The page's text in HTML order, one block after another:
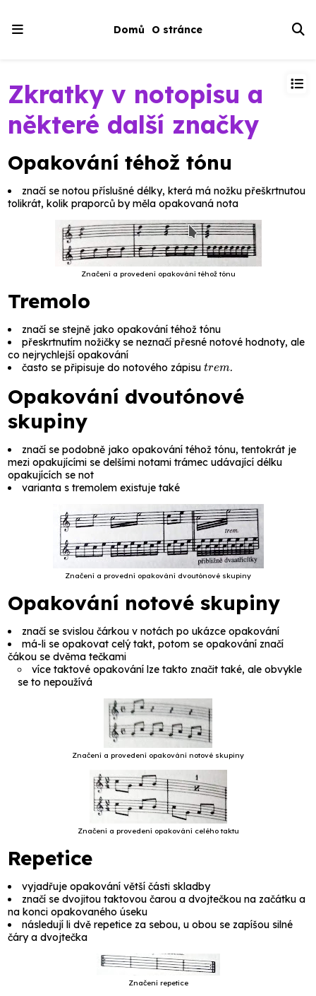
Domů O stránce
Zkratky v notopisu a
některé další značky
Opakování téhož tónu
značí se notou příslušné délky, která má nožku přeškrtnutou
tolikrát, kolik praporců by měla opakovaná nota
Značení a provedení opakování téhož tónu
Tremolo
značí se stejně jako opakování téhož tónu
přeskrtnutím nožičky se neznačí přesné notové hodnoty, ale
co nejrychlejší opakování
často se připisuje do notového zápisu
Opakování dvoutónové
skupiny
značí se podobně jako opakování téhož tónu, tentokrát je
mezi opakujícími se delšími notami trámec udávající délku
opakujících se not
varianta s tremolem existuje také
Značení a provední opakování dvoutónové skupiny
Opakování notové skupiny
značí se svislou čárkou v notách po ukázce opakování
má-li se opakovat celý takt, potom se opakování značí
čákou se dvěma tečkami
více taktové opakování lze takto značit také, ale obvykle
se to nepoužívá
Značení a provedení opakování notové skupiny
Značení a provedení opakování celého taktu
Repetice
vyjadřuje opakování větší části skladby
značí se dvojitou taktovou čarou a dvojtečkou na začátku a
na konci opakovaného úseku
následují li dvě repetice za sebou, u obou se zapíšou silné
čáry a dvojtečka
Značení repetice